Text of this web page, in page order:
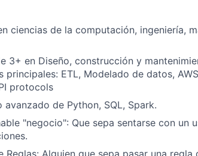
ciencias de la computación, ingeniería,
3+ en Diseño, construcción y
principales: ETL, Modelado de datos,
protocols
avanzado de Python, SQL, Spark.
"negocio": Que sepa sentarse con un
Reglas: Alguien que sepa pasar una